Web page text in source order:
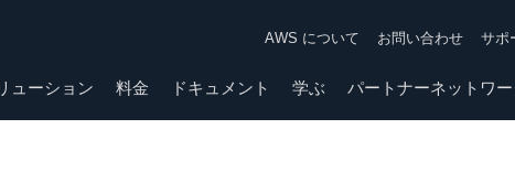
AWS について お問い合わせ サ
ューション 料金 ドキュメント 学ぶ パートナーネットワー